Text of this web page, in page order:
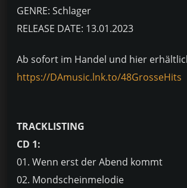
GENRE: Schlager
RELEASE DATE: 13.01.2023
Ab sofort im Handel und hier
https://DAmusic.lnk.to/48GrosseHits
TRACKLISTING
CD 1:
01. Wenn erst der Abend kommt
02. Mondscheinmelodie